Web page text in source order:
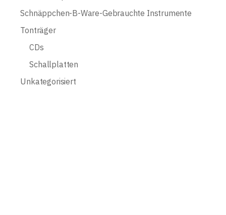
Schnäppchen-B-Ware-Gebrauchte Instrumente
Tonträger
CDs
Schallplatten
Unkategorisiert